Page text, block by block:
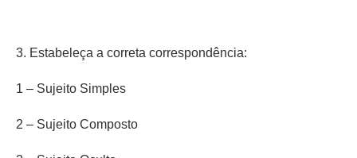
3. Estabeleça a correta correspondência:
1 – Sujeito Simples
2 – Sujeito Composto